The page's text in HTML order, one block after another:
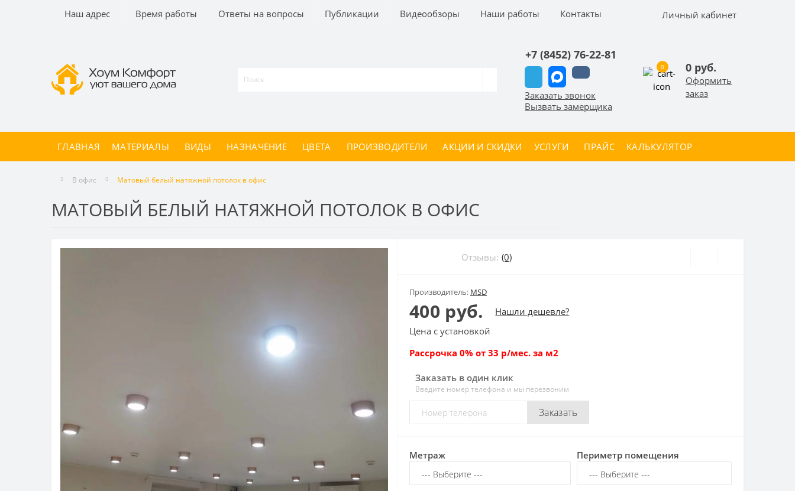
Наш адрес Время работы Ответы на вопросы Публикации Видеообзоры Наши работы Контакты Личный кабинет
+7 (8452) 76-22-81
Заказать звонок
Вызвать замерщика
0 0 руб.
Оформить
заказ
ГЛАВНАЯ МАТЕРИАЛЫ ВИДЫ НАЗНАЧЕНИЕ ЦВЕТА ПРОИЗВОДИТЕЛИ АКЦИИ И СКИДКИ УСЛУГИ ПРАЙС КАЛЬКУЛЯТОР
В офис Матовый белый натяжной потолок в офис
МАТОВЫЙ БЕЛЫЙ НАТЯЖНОЙ ПОТОЛОК В ОФИС
Отзывы: (0)
Производитель: MSD
400 руб.
Нашли дешевле?
Цена с установкой
Рассрочка 0% от 33 р/мес. за м2
Заказать в один клик
Введите номер телефона и мы перезвоним
Заказать
Метраж Периметр помещения